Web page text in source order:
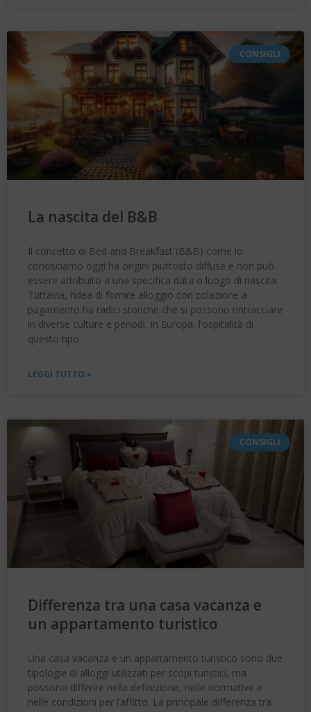
CONSIGLI
La nascita del B&B
Il concetto di Bed and Breakfast (B&B) come lo
conosciamo oggi ha origini piuttosto diffuse e non può
essere attribuito a una specifica data o luogo di nascita.
Tuttavia, l’idea di fornire alloggio con colazione a
pagamento ha radici storiche che si possono rintracciare
in diverse culture e periodi. In Europa, l’ospitalità di
questo tipo
LEGGI TUTTO »
CONSIGLI
Differenza tra una casa vacanza e
un appartamento turistico
Una casa vacanza e un appartamento turistico sono due
tipologie di alloggi utilizzati per scopi turistici, ma
possono differire nella definizione, nelle normative e
nelle condizioni per l’affitto. La principale differenza tra